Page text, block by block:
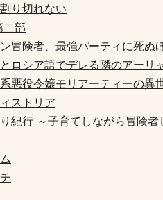
り切れない
二部
冒険者、最強パーティに死ぬ
ロシア語でデレる隣のアーリ
悪役令嬢モリアーティーの異
ストリア
紀行 ～子育てしながら冒険者